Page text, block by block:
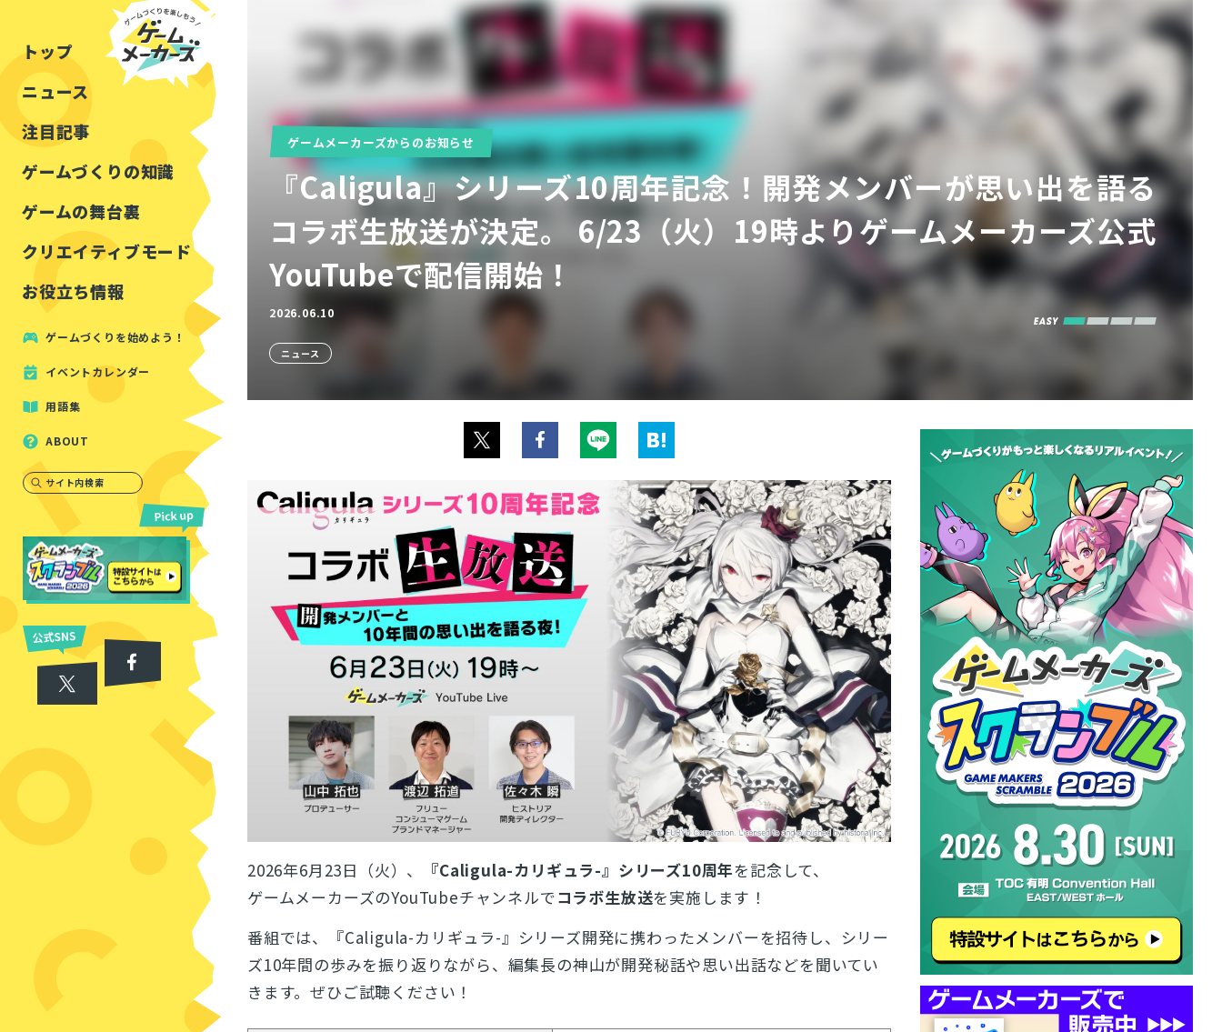
トップ
ニュース
注目記事
ゲームづくりの知識
しくみをつくる
見た目を良くする
ゲームの舞台裏
クリエイティブモード
お役立ち情報
イベントレポート
注目・定番の〇〇
アセットレビュー
ツール紹介
周辺機器・ハードウェア
ゲームづくりを始めよう！
イベントカレンダー
用語集
ABOUT
サイト内検索
ゲームメーカーズからのお知らせ
『Caligula』シリーズ10周年記念！開発メンバーが思い出を語る
コラボ生放送が決定。 6/23（火）19時よりゲームメーカーズ公式
YouTubeで配信開始！
2026.06.10
ニュース
2026年6月23日（火）、 『Caligula-カリギュラ-』シリーズ10周年を記念して、
ゲームメーカーズのYouTubeチャンネルでコラボ生放送を実施します！
番組では、『Caligula-カリギュラ-』シリーズ開発に携わったメンバーを招待し、シリー
ズ10年間の歩みを振り返りながら、編集長の神山が開発秘話や思い出話などを聞いてい
きます。ぜひご試聴ください！